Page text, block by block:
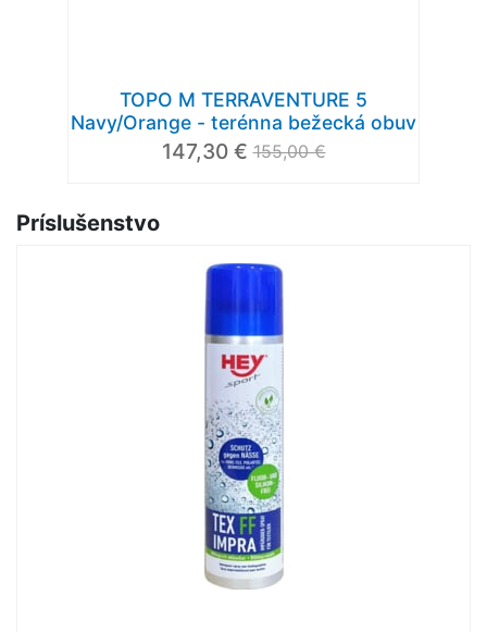
TOPO M TERRAVENTURE 5
Navy/Orange - terénna bežecká obuv
147,30 € 155,00 €
Príslušenstvo